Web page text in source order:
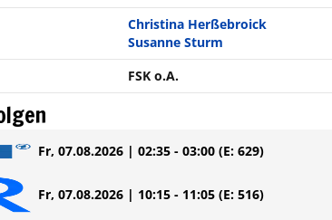
Christina Herßebroick
Susanne Sturm
FSK o.A.
Fr, 07.08.2026 | 02:35 - 03:00 (E: 629)
Fr, 07.08.2026 | 10:15 - 11:05 (E: 516)